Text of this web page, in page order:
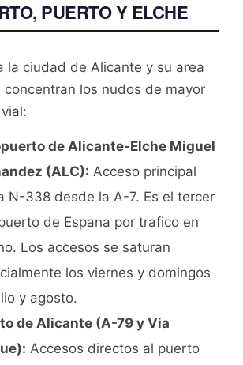
PUERTO Y ELCHE
la ciudad de Alicante y su area
concentran los nudos de mayor
de Alicante-Elche Miguel
(ALC): Acceso principal
N-338 desde la A-7. Es el tercer
de Espana por trafico en
Los accesos se saturan
los viernes y domingos
y agosto.
de Alicante (A-79 y Via
Accesos directos al puerto